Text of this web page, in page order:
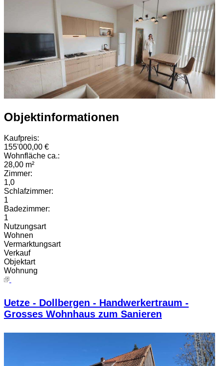
Objektinformationen
Kaufpreis:
155'000,00 €
Wohnfläche ca.:
28,00 m²
Zimmer:
1,0
Schlafzimmer:
1
Badezimmer:
1
Nutzungsart
Wohnen
Vermarktungsart
Verkauf
Objektart
Wohnung
Uetze - Dollbergen - Handwerkertraum -
Grosses Wohnhaus zum Sanieren